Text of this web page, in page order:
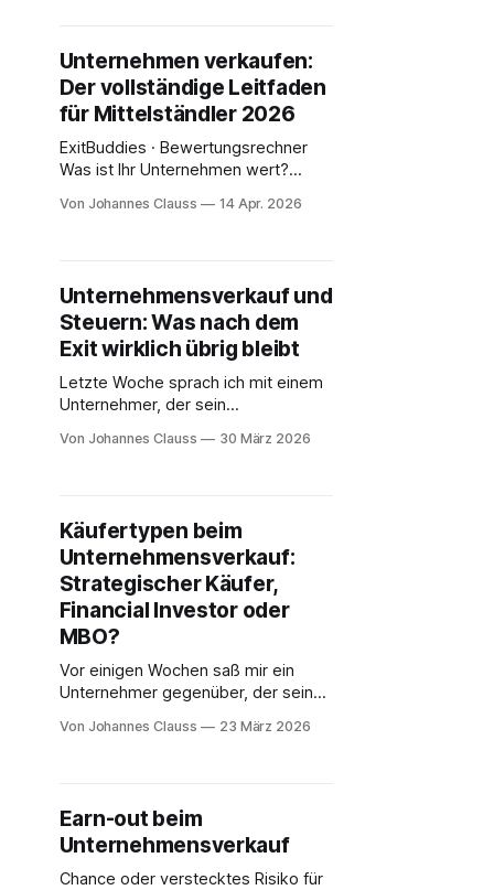
einem Deckblatt in CI-Farben und
einem Executive Summary. Ich habe
es gelesen. Dann habe ich dem
Dokument wird Ihnen
Unternehmen verkaufen:
Der vollständige Leitfaden
für Mittelständler 2026
ExitBuddies · Bewertungsrechner
Was ist Ihr Unternehmen wert?
aktueller EBITDA-Multiples im
SaaS IT-Services / Tech Healthcare
/ Medizintechnik Beratende
Dienstleistung Maschinenbau /
Transport / Logistik Nahrungs- /
Genussmittel Handel / E-Commerce
Bau / Handwerk Medien
Von Johannes Clauss 14 Apr. 2026
Unternehmensverkauf und
Steuern: Was nach dem
Exit wirklich übrig bleibt
Letzte Woche sprach ich mit einem
Unternehmer, der sein
Jahren verkaufen wollte. Der
Zehntausender gefreut und das
Ergebnis als großen Erfolg
gewertet. Dann kam sein
Steuerberater. Nach dem ersten
Gespräch über die steuerliche
Von Johannes Clauss 30 März 2026
Käufertypen beim
Unternehmensverkauf:
Strategischer Käufer,
Financial Investor oder
MBO?
Vor einigen Wochen saß mir ein
Unternehmer gegenüber, der sein
Millionen Euro Umsatz verkaufen
vorstelle, kam eine lange Pause.
Diese Pause erlebe ich regelmäßig.
Und sie ist
Von Johannes Clauss 23 März 2026
Earn-out beim
Unternehmensverkauf
Chance oder verstecktes Risiko für